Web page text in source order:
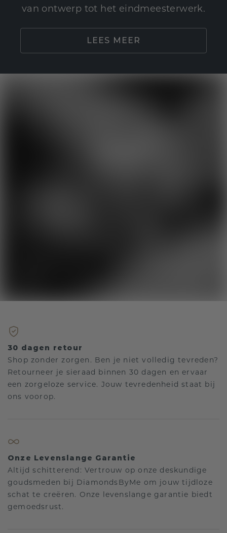
van ontwerp tot het eindmeesterwerk.
LEES MEER
30 dagen retour
Shop zonder zorgen. Ben je niet volledig tevreden?
Retourneer je sieraad binnen 30 dagen en ervaar
een zorgeloze service. Jouw tevredenheid staat bij
ons voorop.
Onze Levenslange Garantie
Altijd schitterend: Vertrouw op onze deskundige
goudsmeden bij DiamondsByMe om jouw tijdloze
schat te creëren. Onze levenslange garantie biedt
gemoedsrust.